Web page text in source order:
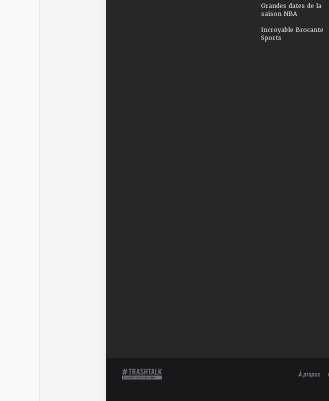
Grandes dates de la
saison NBA
Incroyable Brocante
Sports
À propos